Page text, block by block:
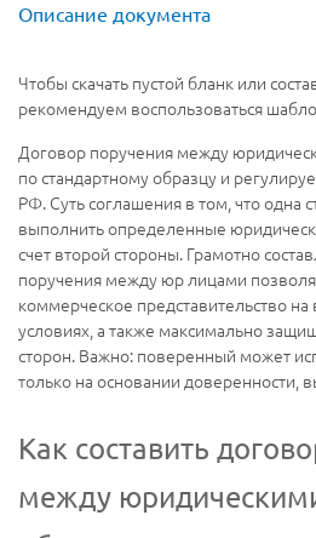
Описание документа
Чтобы скачать пустой бланк или
рекомендуем воспользоваться
Договор поручения между
по стандартному образцу и
РФ. Суть соглашения в том, что одна
выполнить определенные
счет второй стороны. Грамотно
поручения между юр лицами
коммерческое представительство
условиях, а также максимально
сторон. Важно: поверенный может
только на основании доверенности,
Как составить
между